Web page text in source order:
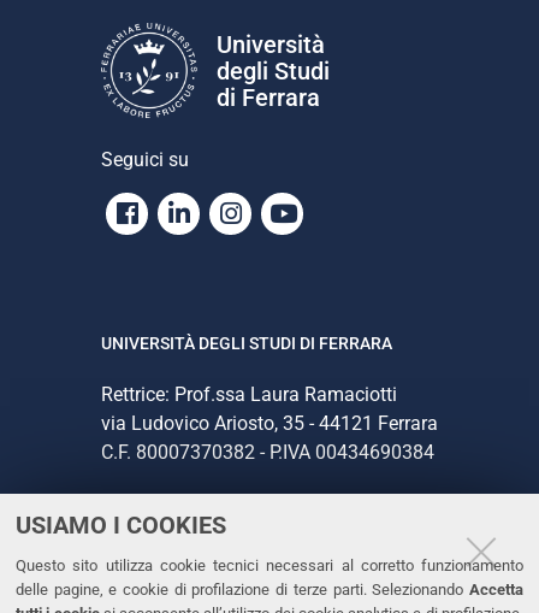
USIAMO I COOKIES
Questo sito utilizza cookie tecnici necessari al corretto funzionamento
delle pagine, e cookie di profilazione di terze parti. Selezionando Accetta
Università
degli Studi
di Ferrara
Seguici su
Facebook
LinkedinInstagram
Youtube
UNIVERSITÀ DEGLI STUDI DI FERRARA
Rettrice: Prof.ssa Laura Ramaciotti
via Ludovico Ariosto, 35 - 44121 Ferrara
C.F. 80007370382 - P.IVA 00434690384
CONTATTI
Tel. +39 0532 293111
Fax. +39 0532 293031